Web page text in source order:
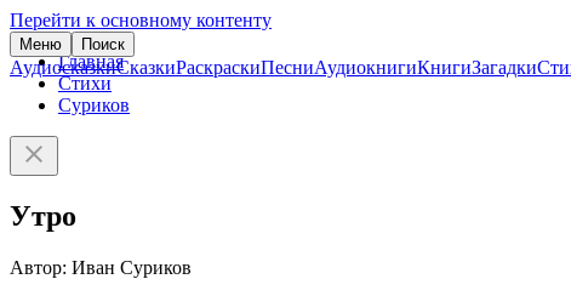
Перейти к основному контенту
Меню Поиск
АудиосказкиСказкиРаскраскиПесниАудиокнигиКнигиЗагадки
Главная
Стихи
Суриков
Утро
Автор: Иван Суриков